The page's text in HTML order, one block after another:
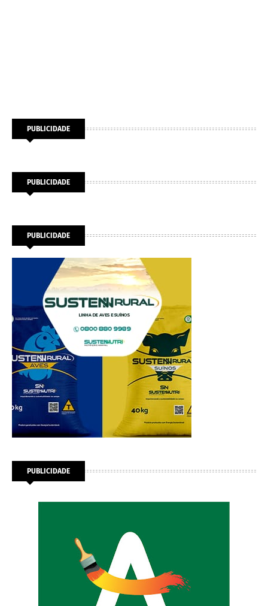
PUBLICIDADE
PUBLICIDADE
PUBLICIDADE
PUBLICIDADE